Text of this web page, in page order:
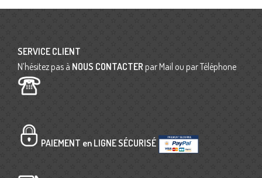
SERVICE CLIENT
N’hésitez pas à NOUS CONTACTER par Mail ou par Téléphone
PAIEMENT en LIGNE SÉCURISÉ